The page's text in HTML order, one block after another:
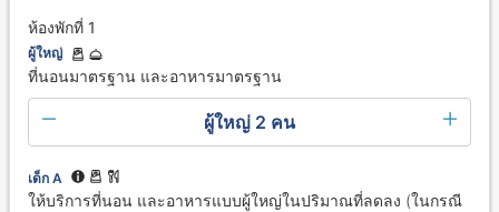
ห้องพักที่ 1
ผู้ใหญ่
ที่นอนมาตรฐาน และอาหารมาตรฐาน
ผู้ใหญ่ 2 คน
เด็ก A
ให้บริการที่นอน และอาหารแบบผู้ใหญ่ในปริมาณที่ลดลง (ในกรณี